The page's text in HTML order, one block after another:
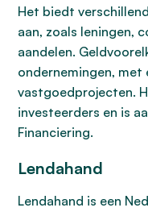
Het biedt
aan, zoals leningen,
aandelen.
ondernemingen, met
vastgoedprojecten.
investeerders en is
Financiering.
Lendahand
Lendahand is een